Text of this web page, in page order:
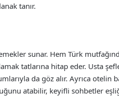
tanır.
sunar. Hem Türk
tatlarına hitap eder. Usta
da göz alır. Ayrıca otelin
atabilir, keyifli sohbetler